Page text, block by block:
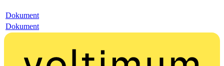
Dokument
Dokument